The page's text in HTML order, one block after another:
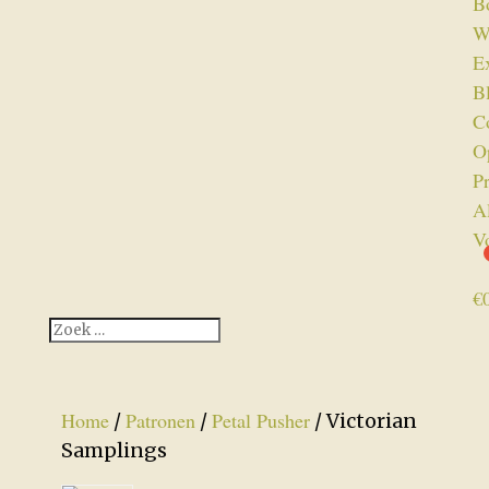
€
Home/Patronen/Petal Pusher/ Victorian
Samplings